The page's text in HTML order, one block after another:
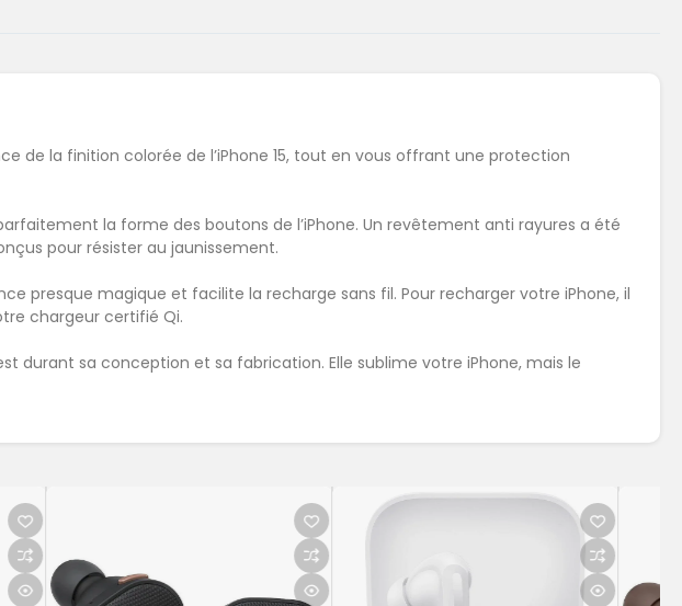
de la finition colorée de l’iPhone 15, tout en vous offrant une protection
la forme des boutons de l’iPhone. Un revêtement anti rayures a été
pour résister au jaunissement.
presque magique et facilite la recharge sans fil. Pour recharger votre iPhone, il
chargeur certifié Qi.
durant sa conception et sa fabrication. Elle sublime votre iPhone, mais le